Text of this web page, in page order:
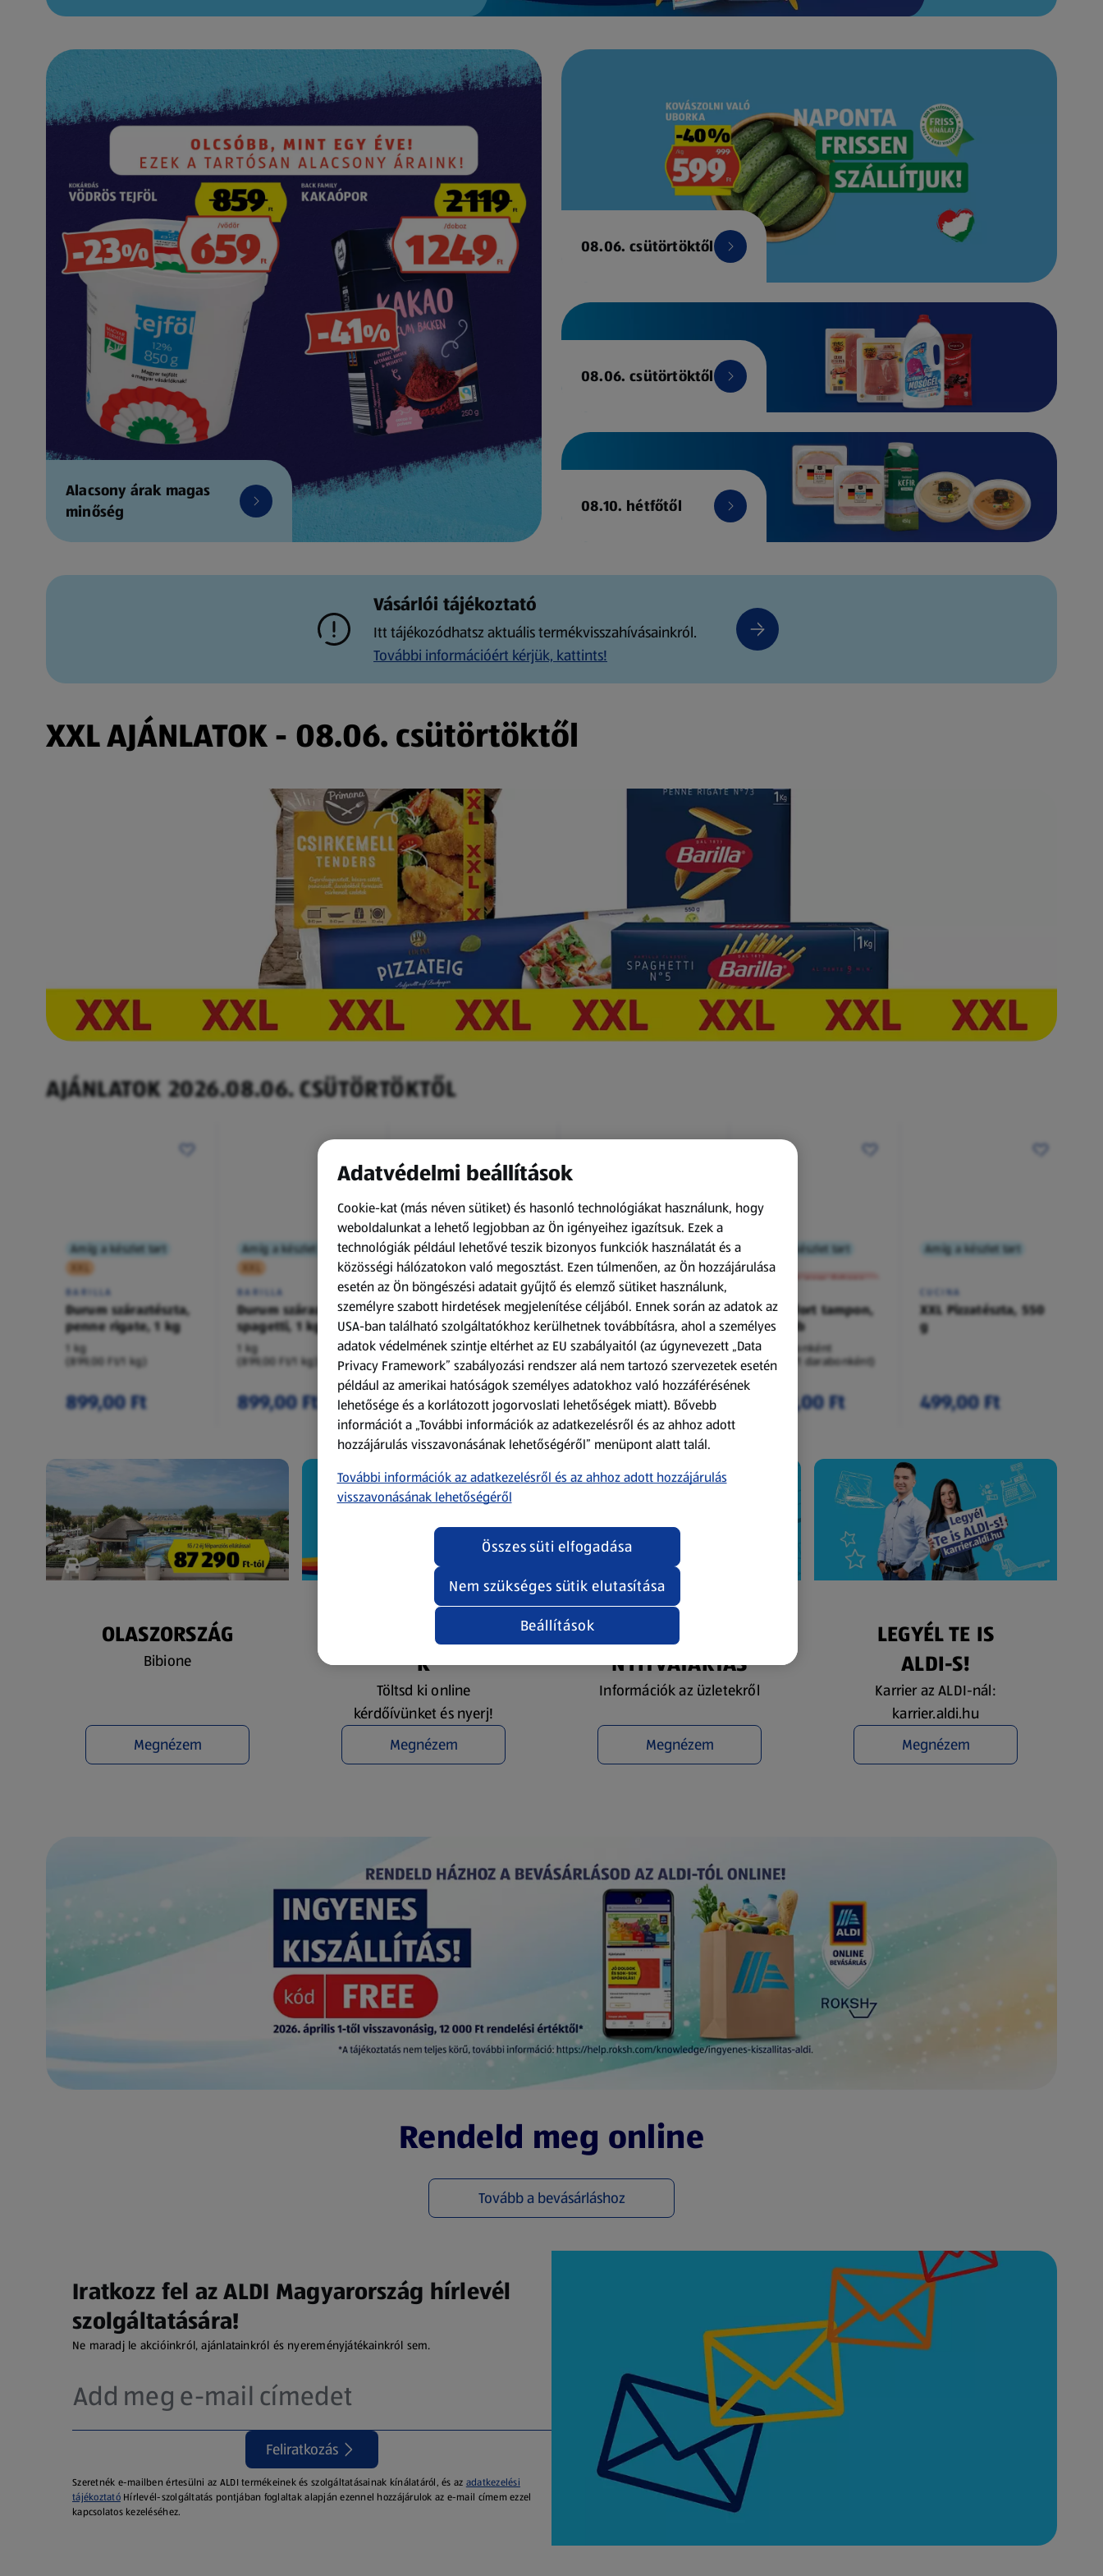
Alacsony árak magas
minőség
08.06. csütörtöktől
08.06. csütörtöktől
08.10. hétfőtől
Vásárlói tájékoztató
Itt tájékozódhatsz aktuális termékvisszahívásainkról.
További információért kérjük, kattints!
XXL AJÁNLATOK - 08.06. csütörtöktől
AJÁNLATOK 2026.08.06. CSÜTÖRTÖKTŐL
Amíg a készlet tart
XXL
BARILLA
Durum száraztészta,
penne rigate, 1 kg
1 kg
(899,00 Ft/1 kg)
899,00 Ft
Amíg a készlet tart
XXL
BARILLA
Durum száraztészta,
spagetti, 1 kg
1 kg
(899,00 Ft/1 kg)
899,00 Ft
Amíg a készlet tart
XXL
ACTIMEL
Actimel joghurtital, 8
palack
0,8 kg
(1 186,25 Ft/1 kg)
949,00 Ft
Amíg a készlet tart
XXL
O.B.
Procomfort tampon,
64 darab
64 darabonként
(59,36 Ft/1 darabonként)
3 799,00 Ft
Amíg a készlet tart
XXL
A termék nem érkezett meg!
Procomfort tampon,
54 darab
54 darabonként
(62,94 Ft/1 darabonként)
3 399,00 Ft
Amíg a készlet tart
CUCINA
XXL Pizzatészta, 550
g
499,00 Ft
OLASZORSZÁG
Bibione
Megnézem
NYEREMÉNYJÁTÉ
K
Töltsd ki online
kérdőívünket és nyerj!
Megnézem
ÜZLETKERESŐ ÉS
NYITVATARTÁS
Információk az üzletekről
Megnézem
LEGYÉL TE IS
ALDI-S!
Karrier az ALDI-nál:
karrier.aldi.hu
Megnézem
(új oldalon nyílik meg)
Rendeld meg online
Tovább a bevásárláshoz
(új oldalon nyílik meg)
Iratkozz fel az ALDI Magyarország hírlevél
szolgáltatására!
Ne maradj le akcióinkról, ajánlatainkról és nyereményjátékainkról sem.
Feliratkozás
Szeretnék e-mailben értesülni az ALDI termékeinek és szolgáltatásainak kínálatáról, és az adatkezelési
tájékoztatóHírlevél-szolgáltatás pontjában foglaltak alapján ezennel hozzájárulok az e-mail címem ezzel
kapcsolatos kezeléséhez.
Adatvédelmi beállítások
Cookie-kat (más néven sütiket) és hasonló technológiákat használunk, hogy
weboldalunkat a lehető legjobban az Ön igényeihez igazítsuk. Ezek a
technológiák például lehetővé teszik bizonyos funkciók használatát és a
közösségi hálózatokon való megosztást. Ezen túlmenően, az Ön hozzájárulása
esetén az Ön böngészési adatait gyűjtő és elemző sütiket használunk,
személyre szabott hirdetések megjelenítése céljából. Ennek során az adatok az
USA-ban található szolgáltatókhoz kerülhetnek továbbításra, ahol a személyes
adatok védelmének szintje eltérhet az EU szabályaitól (az úgynevezett „Data
Privacy Framework” szabályozási rendszer alá nem tartozó szervezetek esetén
például az amerikai hatóságok személyes adatokhoz való hozzáférésének
lehetősége és a korlátozott jogorvoslati lehetőségek miatt). Bővebb
információt a „További információk az adatkezelésről és az ahhoz adott
hozzájárulás visszavonásának lehetőségéről” menüpont alatt talál.
További információk az adatkezelésről és az ahhoz adott hozzájárulás
visszavonásának lehetőségéről
Beállítások
Nem szükséges sütik elutasítása
Összes süti elfogadása